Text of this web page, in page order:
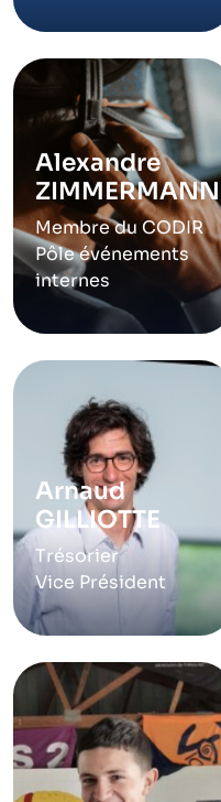
Alexandre
ZIMMERMANN
Membre du CODIR
Pôle événements
internes
Arnaud
GILLIOTTE
Trésorier
Vice Président